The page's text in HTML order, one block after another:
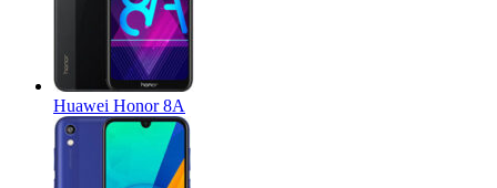
Huawei Honor 8A